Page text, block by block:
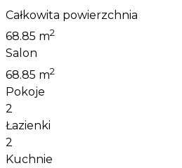
Całkowita powierzchnia
68.85 m2
Salon
68.85 m2
Pokoje
2
Łazienki
2
Kuchnie